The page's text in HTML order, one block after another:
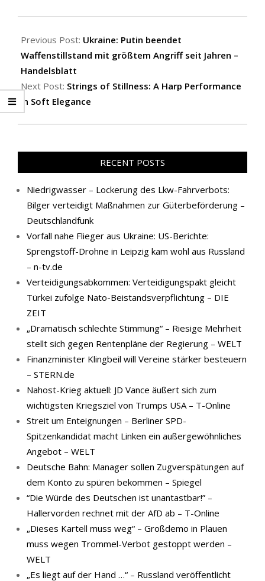
05-
15
Previous Post: Ukraine: Putin beendet
Waffenstillstand mit größtem Angriff seit Jahren –
Handelsblatt
Next Post: Strings of Stillness: A Harp Performance
in Soft Elegance
RECENT POSTS
Niedrigwasser – Lockerung des Lkw-Fahrverbots:
Bilger verteidigt Maßnahmen zur Güterbeförderung –
Deutschlandfunk
Vorfall nahe Flieger aus Ukraine: US-Berichte:
Sprengstoff-Drohne in Leipzig kam wohl aus Russland
– n-tv.de
Verteidigungsabkommen: Verteidigungspakt gleicht
Türkei zufolge Nato-Beistandsverpflichtung – DIE
ZEIT
„Dramatisch schlechte Stimmung“ – Riesige Mehrheit
stellt sich gegen Rentenpläne der Regierung – WELT
Finanzminister Klingbeil will Vereine stärker besteuern
– STERN.de
Nahost-Krieg aktuell: JD Vance äußert sich zum
wichtigsten Kriegsziel von Trumps USA – T-Online
Streit um Enteignungen – Berliner SPD-
Spitzenkandidat macht Linken ein außergewöhnliches
Angebot – WELT
Deutsche Bahn: Manager sollen Zugverspätungen auf
dem Konto zu spüren bekommen – Spiegel
“Die Würde des Deutschen ist unantastbar!” –
Hallervorden rechnet mit der AfD ab – T-Online
„Dieses Kartell muss weg“ – Großdemo in Plauen
muss wegen Trommel-Verbot gestoppt werden –
WELT
„Es liegt auf der Hand …“ – Russland veröffentlicht